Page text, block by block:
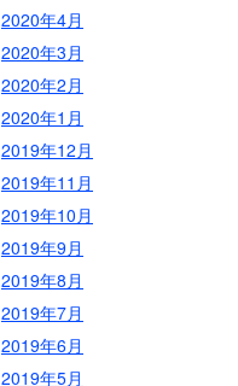
2020年4月
2020年3月
2020年2月
2020年1月
2019年12月
2019年11月
2019年10月
2019年9月
2019年8月
2019年7月
2019年6月
2019年5月